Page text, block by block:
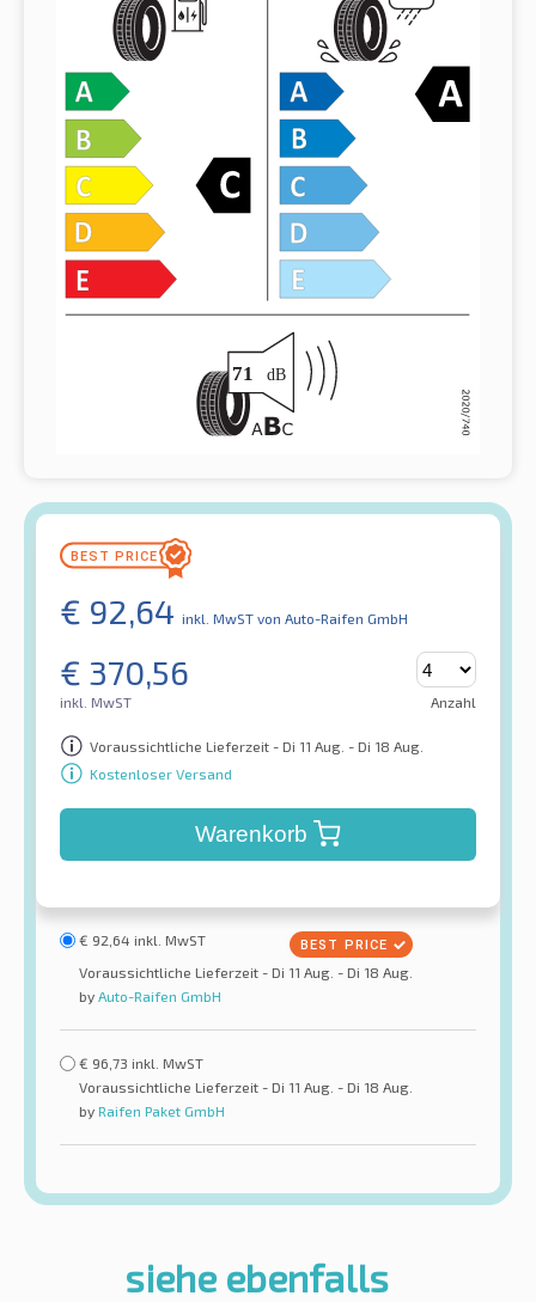
€ 92,64 inkl. MwST von Auto-Raifen GmbH
€ 370,56
inkl. MwST Anzahl
Voraussichtliche Lieferzeit - Di 11 Aug. - Di 18 Aug.
Kostenloser Versand
Warenkorb
€ 92,64 inkl. MwST
Voraussichtliche Lieferzeit - Di 11 Aug. - Di 18 Aug.
by Auto-Raifen GmbH
€ 96,73 inkl. MwST
Voraussichtliche Lieferzeit - Di 11 Aug. - Di 18 Aug.
by Raifen Paket GmbH
siehe ebenfalls